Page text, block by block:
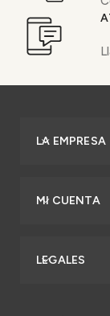
LA EMPRESA
MI CUENTA
LEGALES